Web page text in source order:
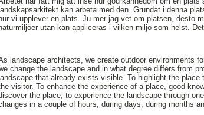
kan arbeta med den. Grundat i denna
vi upplever en plats. Ju mer jag vet om platsen, desto
utan kan appliceras i vilken miljö som helst.
landscape architects, we create outdoor environments
change the landscape and in what degree differs from
landscape that already exists visible. To highlight the
visitor. To enhance the experience of a place, good
the place, to experience the landscape through
in a couple of hours, during days, during months